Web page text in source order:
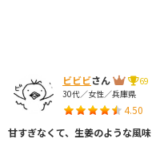
ビビビさん
69
30代／女性／兵庫県
4.50
甘すぎなくて、生姜のような風味